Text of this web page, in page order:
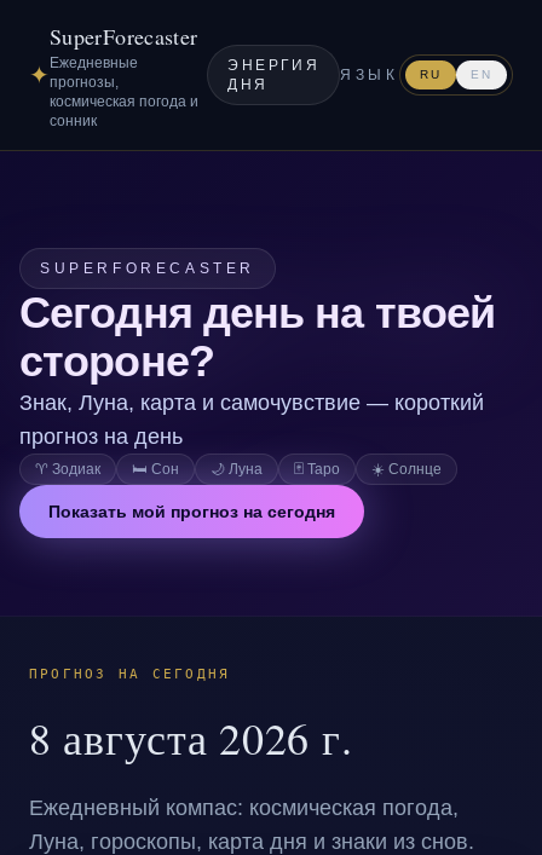
✦
SuperForecaster
Ежедневные
прогнозы,
космическая погода и
сонник
ЭНЕРГИЯ
ДНЯ
ЯЗЫК RU EN
SUPERFORECASTER
Сегодня день на твоей
стороне?
Знак, Луна, карта и самочувствие — короткий
прогноз на день
♈ Зодиак 🛏️ Сон 🌙 Луна 🃏 Таро ☀️ Солнце
Показать мой прогноз на сегодня
ПРОГНОЗ НА СЕГОДНЯ
8 августа 2026 г.
Ежедневный компас: космическая погода,
Луна, гороскопы, карта дня и знаки из снов.